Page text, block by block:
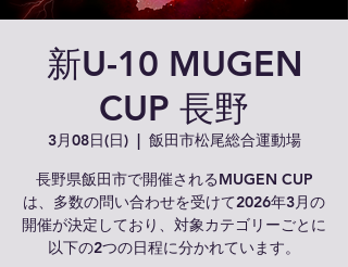
新U-10 MUGEN
CUP 長野
3月08日(日)
  |
飯田市松尾総合運動場
長野県飯田市で開催されるMUGEN CUP
は、多数の問い合わせを受けて2026年3月の
開催が決定しており、対象カテゴリーごとに
以下の2つの日程に分かれています。